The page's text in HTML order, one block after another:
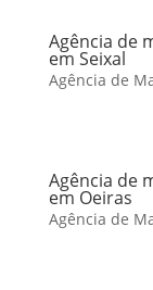
Agência de
em Seixal
Agência de
Agência de
em Oeiras
Agência de